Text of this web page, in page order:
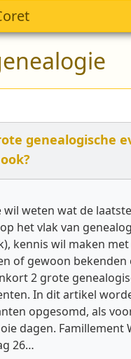
genealogische
wil weten wat de
het vlak van
kennis wil maken
of gewoon bekenden
2 grote
In dit artikel
opgesomd, als
dagen. Famillement
26…